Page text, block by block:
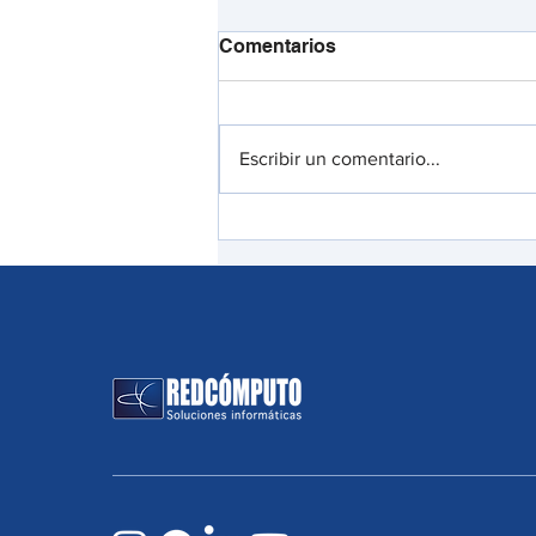
Comentarios
Escribir un comentario...